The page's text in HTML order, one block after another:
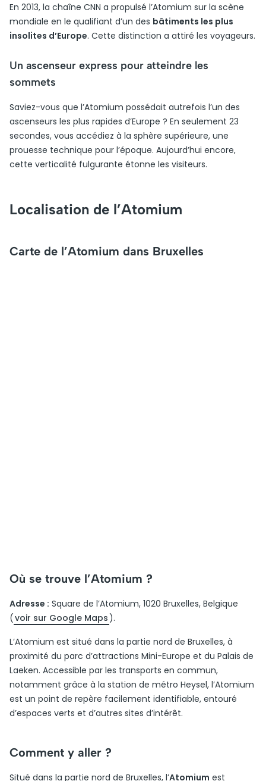
En 2013, la chaîne CNN a propulsé l’Atomium sur la scène
mondiale en le qualifiant d’un des bâtiments les plus
insolites d’Europe. Cette distinction a attiré les voyageurs.
Un ascenseur express pour atteindre les
sommets
Saviez-vous que l’Atomium possédait autrefois l’un des
ascenseurs les plus rapides d’Europe ? En seulement 23
secondes, vous accédiez à la sphère supérieure, une
prouesse technique pour l’époque. Aujourd’hui encore,
cette verticalité fulgurante étonne les visiteurs.
Localisation de l’Atomium
Carte de l’Atomium dans Bruxelles
Où se trouve l’Atomium ?
Adresse : Square de l’Atomium, 1020 Bruxelles, Belgique
(voir sur Google Maps).
L’Atomium est situé dans la partie nord de Bruxelles, à
proximité du parc d’attractions Mini-Europe et du Palais de
Laeken. Accessible par les transports en commun,
notamment grâce à la station de métro Heysel, l’Atomium
est un point de repère facilement identifiable, entouré
d’espaces verts et d’autres sites d’intérêt.
Comment y aller ?
Situé dans la partie nord de Bruxelles, l’Atomium est